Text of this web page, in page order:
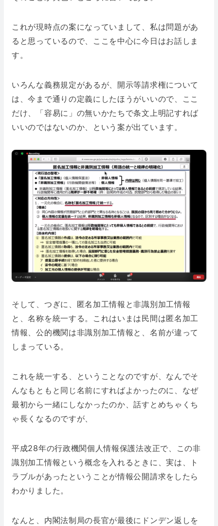
これが現時点の案になっていまして、私は問題があ
ると思っているので、ここを中心に今日はお話しま
す。
いろんな義務規定があるが、開示等請求権について
は、今まで通りの定義にしたほうがいいので、ここ
だけ、「容易に」の無いかたちで条文上明記すれば
いいのではないのか、という案が出ています。
そして、つぎに、匿名加工情報と非識別加工情報
と、名称を統一する。これはいまは民間は匿名加工
情報、公的機関は非識別加工情報と、名前が違って
しまっている。
これを統一する、ということなのですが、なんでそ
んなもともと同じ名前にすればよかったのに、なぜ
最初から一緒にしなかったのか、話すとめちゃくち
ゃ長くなるのですが、
平成28年の行政機関個人情報保護法改正で、この非
識別加工情報という概念を入れるときに、実は、ト
ラブルがあったということが情報公開請求をしたら
わかりました。
なんと、内閣法制局の長官が最後にドンデン返しを